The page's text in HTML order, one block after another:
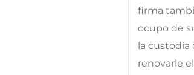
firma
ocupo de
la custodia
renovarle